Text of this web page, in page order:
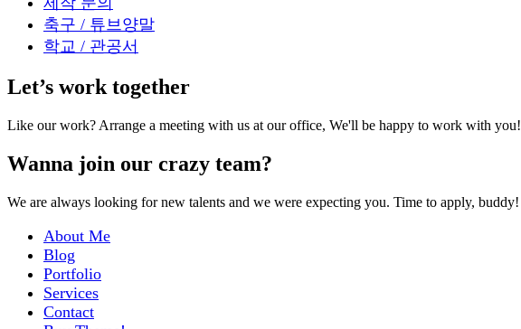
축구 / 튜브양말
학교 / 관공서
Let’s work together
Like our work? Arrange a meeting with us at our office, We'll be happy to work with you!
Wanna join our crazy team?
We are always looking for new talents and we were expecting you. Time to apply, buddy!
About Me
Blog
Portfolio
Services
Contact